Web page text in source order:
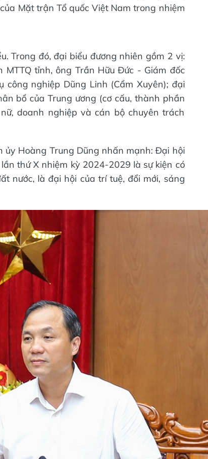
Mặt trận Tổ quốc Việt Nam trong nhiệm
Trong đó, đại biểu đương nhiên gồm 2 vị:
tỉnh, ông Trần Hữu Đức - Giám đốc
công nghiệp Dũng Linh (Cẩm Xuyên); đại
bổ của Trung ương (cơ cấu, thành phần
doanh nghiệp và cán bộ chuyên trách
ủy Hoàng Trung Dũng nhấn mạnh: Đại hội
thứ X nhiệm kỳ 2024-2029 là sự kiện có
nước, là đại hội của trí tuệ, đổi mới, sáng